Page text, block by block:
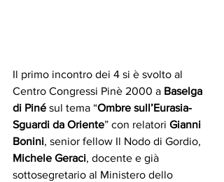
Il primo incontro dei 4 si è svolto al
Centro Congressi Pinè 2000 a Baselga
di Piné sul tema “Ombre sull’Eurasia-
Sguardi da Oriente” con relatori Gianni
Bonini, senior fellow Il Nodo di Gordio,
Michele Geraci, docente e già
sottosegretario al Ministero dello